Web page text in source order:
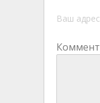
Ваш